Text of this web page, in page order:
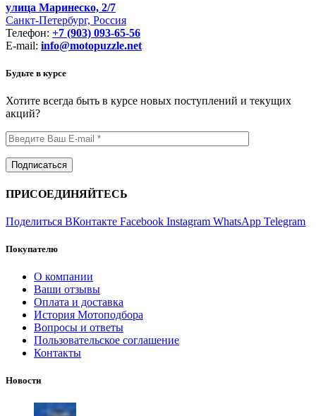
улица Маринеско, 2/7
Санкт-Петербург, Россия
Телефон: +7 (903) 093-65-56
E-mail: info@motopuzzle.net
Будьте в курсе
Хотите всегда быть в курсе новых поступлений и текущих
акций?
ПРИСОЕДИНЯЙТЕСЬ
Поделиться ВКонтакте Facebook Instagram WhatsApp Telegram
Покупателю
О компании
Ваши отзывы
Оплата и доставка
История Мотоподбора
Вопросы и ответы
Пользовательское соглашение
Контакты
Новости